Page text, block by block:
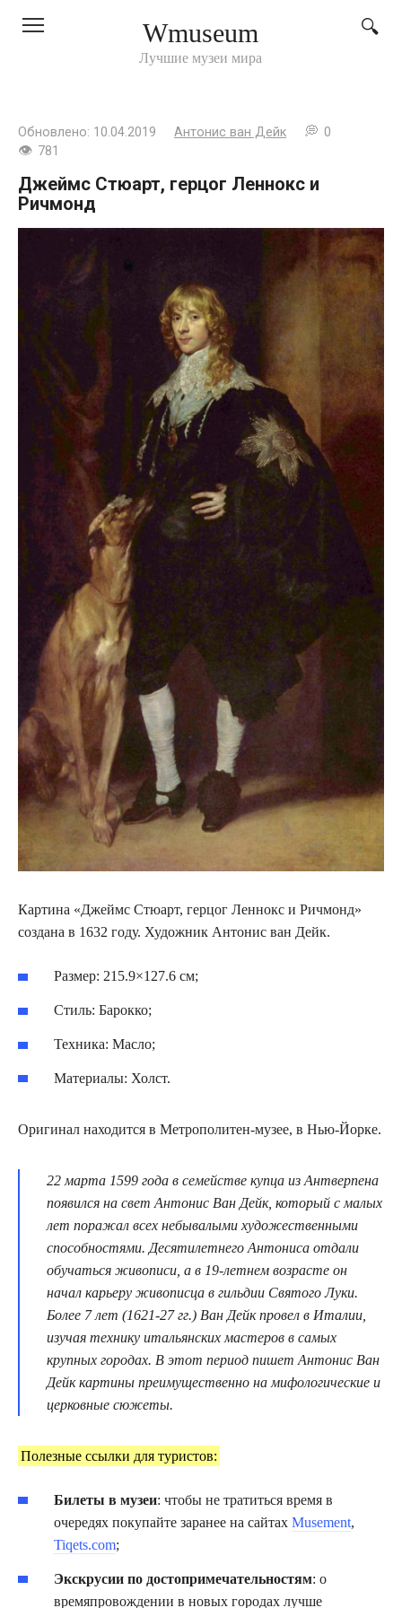
Wmuseum
Лучшие музеи мира
Обновлено: 10.04.2019 Антонис ван Дейк
0
781
Джеймс Стюарт, герцог Леннокс и
Ричмонд
Картина «Джеймс Стюарт, герцог Леннокс и Ричмонд»
создана в 1632 году. Художник Антонис ван Дейк.
Размер: 215.9×127.6 см;
Стиль: Барокко;
Техника: Масло;
Материалы: Холст.
Оригинал находится в Метрополитен-музее, в Нью-Йорке.
22 марта 1599 года в семействе купца из Антверпена
появился на свет Антонис Ван Дейк, который с малых
лет поражал всех небывалыми художественными
способностями. Десятилетнего Антониса отдали
обучаться живописи, а в 19-летнем возрасте он
начал карьеру живописца в гильдии Святого Луки.
Более 7 лет (1621-27 гг.) Ван Дейк провел в Италии,
изучая технику итальянских мастеров в самых
крупных городах. В этот период пишет Антонис Ван
Дейк картины преимущественно на мифологические и
церковные сюжеты.
Полезные ссылки для туристов:
Билеты в музеи: чтобы не тратиться время в
очередях покупайте заранее на сайтах Musement,
Tiqets.com;
Экскрусии по достопримечательностям: о
времяпровождении в новых городах лучше